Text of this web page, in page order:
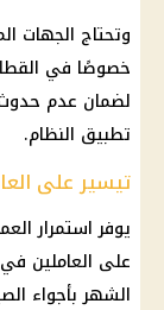
وتحتاج الجهات
خصوصًا في
لضمان عدم
تطبيق النظام.
تيسير على
يوفر استمرار
على العاملين
الشهر بأجواء